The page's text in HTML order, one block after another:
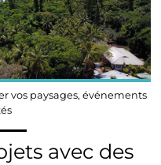
vos paysages, événements
avec des